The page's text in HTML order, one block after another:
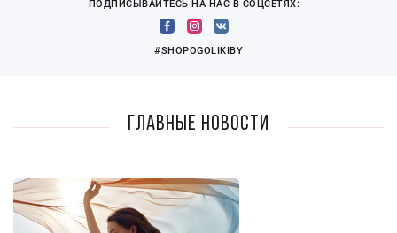
ПОДПИСЫВАЙТЕСЬ НА НАС В СОЦСЕТЯХ:
#SHOPOGOLIKIBY
Главные новости